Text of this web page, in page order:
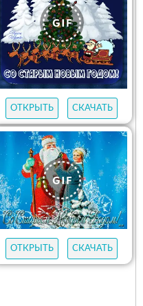
ОТКРЫТЬ СКАЧАТЬ
ОТКРЫТЬ СКАЧАТЬ